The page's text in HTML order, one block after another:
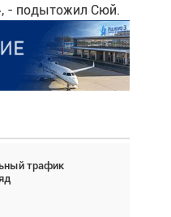
- подытожил Сюй.
трафики БПЛА в